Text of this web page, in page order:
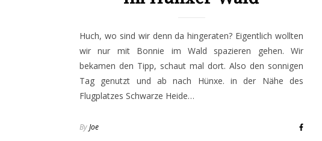
Huch, wo sind wir denn da hingeraten? Eigentlich wollten
wir nur mit Bonnie im Wald spazieren gehen. Wir
bekamen den Tipp, schaut mal dort. Also den sonnigen
Tag genutzt und ab nach Hünxe. in der Nähe des
Flugplatzes Schwarze Heide…
ByJoe